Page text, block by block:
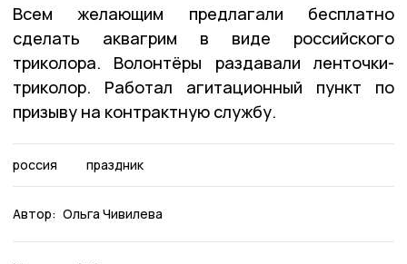
Всем желающим предлагали бесплатно
сделать аквагрим в виде российского
триколора. Волонтёры раздавали ленточки-
триколор. Работал агитационный пункт по
призыву на контрактную службу.
россия праздник
Автор: Ольга Чивилева